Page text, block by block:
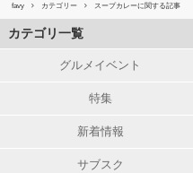
favy カテゴリー スープカレーに関する記事
カテゴリ一覧
グルメイベント
特集
新着情報
サブスク